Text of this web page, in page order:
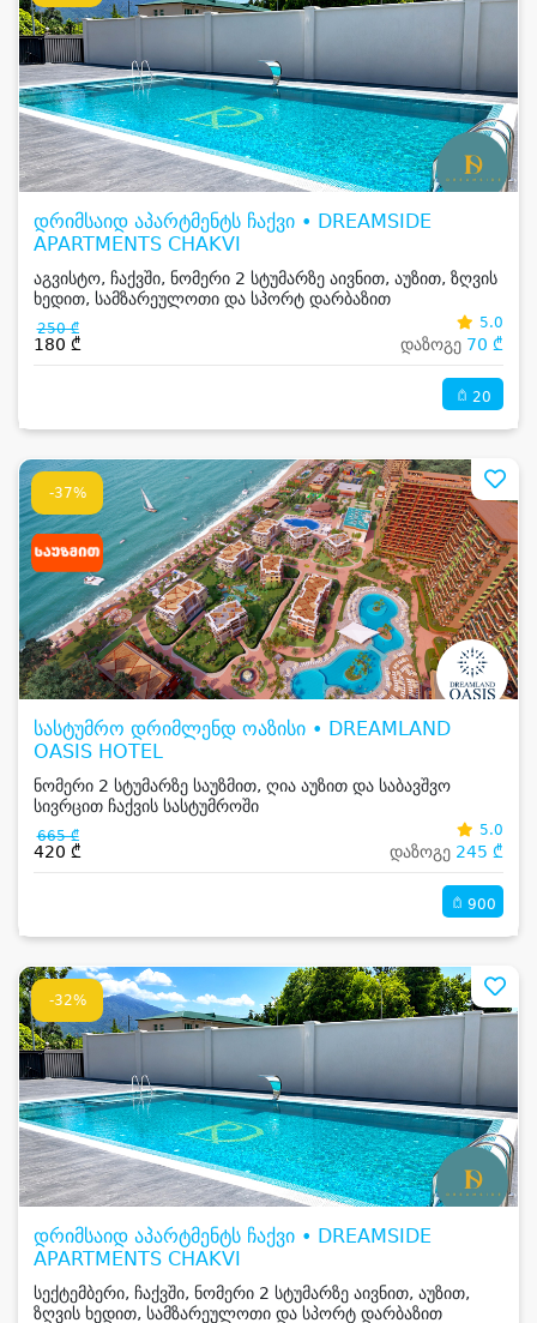
დრიმსაიდ აპარტმენტს ჩაქვი • DREAMSIDE
APARTMENTS CHAKVI
აგვისტო, ჩაქვში, ნომერი 2 სტუმარზე აივნით, აუზით, ზღვის
ხედით, სამზარეულოთი და სპორტ დარბაზით
250 ₾
180 ₾
5.0
დაზოგე 70 ₾
20
-37%
სასტუმრო დრიმლენდ ოაზისი • DREAMLAND
OASIS HOTEL
ნომერი 2 სტუმარზე საუზმით, ღია აუზით და საბავშვო
სივრცით ჩაქვის სასტუმროში
665 ₾
420 ₾
5.0
დაზოგე 245 ₾
900
-32%
დრიმსაიდ აპარტმენტს ჩაქვი • DREAMSIDE
APARTMENTS CHAKVI
სექტემბერი, ჩაქვში, ნომერი 2 სტუმარზე აივნით, აუზით,
ზღვის ხედით, სამზარეულოთი და სპორტ დარბაზით